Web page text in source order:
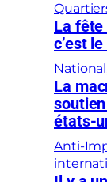
La fête
c’est
National
La
états-
Anti-